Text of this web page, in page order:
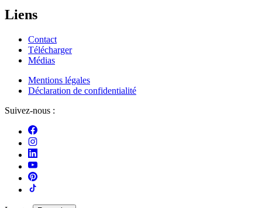
Liens
Contact
Télécharger
Médias
Mentions légales
Déclaration de confidentialité
Suivez-nous :